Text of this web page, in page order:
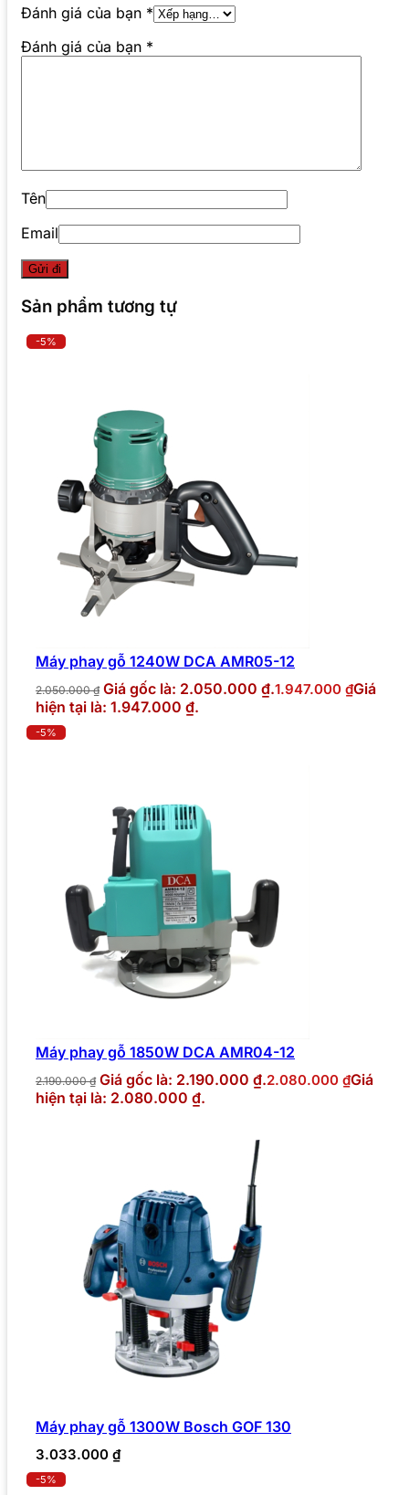
Đánh giá của bạn *
Đánh giá của bạn *
Tên
Email
Sản phẩm tương tự
-5%
Máy phay gỗ 1240W DCA AMR05-12
2.050.000₫ Giá gốc là: 2.050.000 ₫.1.947.000 ₫Giá
hiện tại là: 1.947.000 ₫.
-5%
Máy phay gỗ 1850W DCA AMR04-12
2.190.000₫ Giá gốc là: 2.190.000 ₫.2.080.000 ₫Giá
hiện tại là: 2.080.000 ₫.
Máy phay gỗ 1300W Bosch GOF 130
3.033.000 ₫
-5%